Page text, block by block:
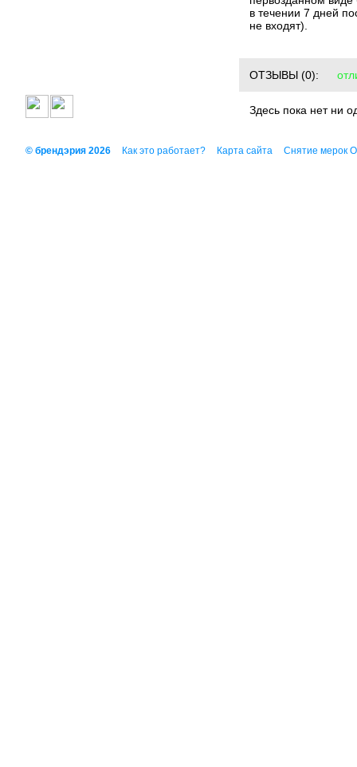
в течении 7 дней
не входят).
ОТЗЫВЫ (0):
Здесь пока нет ни
© брендэрия 2026 Как это работает? Карта сайта Снятие мерок